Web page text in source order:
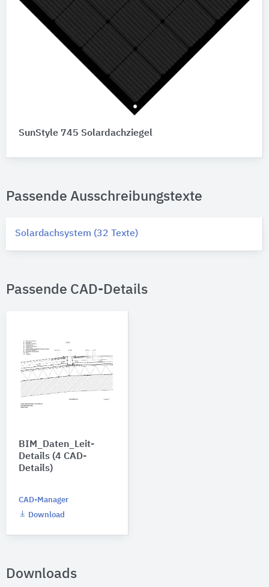
SunStyle 745 Solardachziegel
Passende Ausschreibungstexte
Solardachsystem (32 Texte)
Passende CAD-Details
BIM_Daten_Leit-
Details (4 CAD-
Details)
CAD-Manager
Download
Downloads